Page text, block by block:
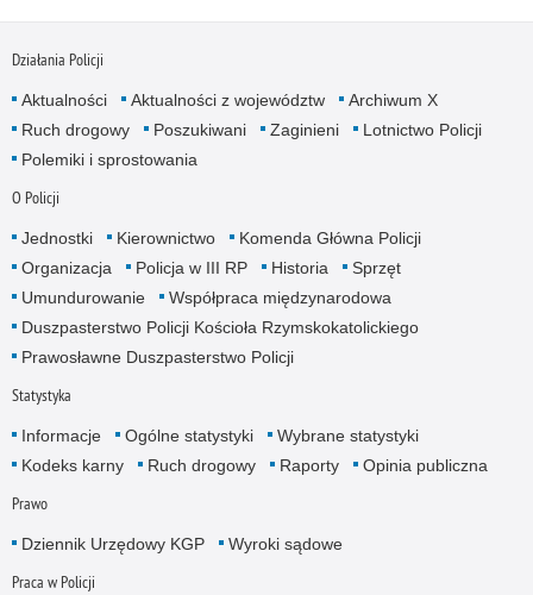
Działania Policji
Aktualności Aktualności z województw
Archiwum X
Ruch drogowy
Poszukiwani Zaginieni
Lotnictwo Policji
Polemiki i sprostowania
O Policji
Jednostki Kierownictwo
Komenda Główna Policji
Organizacja
Policja w III RP Historia
Sprzęt
Umundurowanie
Współpraca międzynarodowa
Duszpasterstwo Policji Kościoła Rzymskokatolickiego
Prawosławne Duszpasterstwo Policji
Statystyka
Informacje Ogólne statystyki
Wybrane statystyki
Kodeks karny
Ruch drogowy Raporty Opinia publiczna
Prawo
Dziennik Urzędowy KGP Wyroki sądowe
Praca w Policji